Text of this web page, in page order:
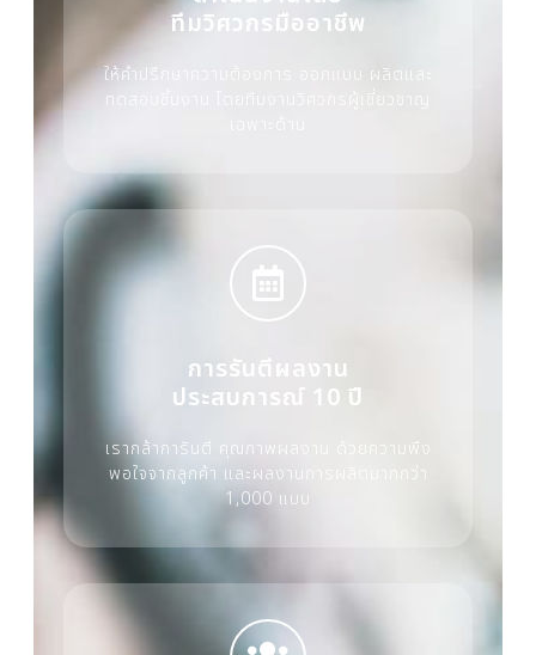
ทีมวิศวกรมืออาชีพ
ให้คำปรึกษาความต้องการ ออกแบบ ผลิตและ
ทดสอบชิ้นงาน โดยทีมงานวิศวกรผู้เชี่ยวชาญ
การรันตีผลงาน
ประสบการณ์ 10 ปี
เรากล้าการันตี คุณภาพผลงาน ด้วยความพึง
พอใจจากลูกค้า และผลงานการผลิตมากกว่า
1,000 แบบ